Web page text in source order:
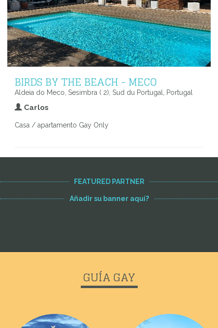
BIRDS BY THE BEACH - MECO
Aldeia do Meco, Sesimbra ( 2), Sud du Portugal, Portugal
Carlos
Casa / apartamento Gay Only
FEATURED PARTNER
Añadir su banner aquí?
GUÍA GAY